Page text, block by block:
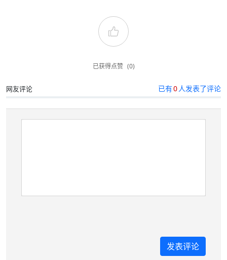
已获得点赞 (0)
网友评论 已有0 人发表了评论